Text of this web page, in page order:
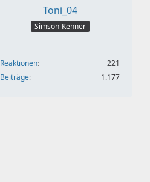
Toni_04
Simson-Kenner
Reaktionen
221
Beiträge
1.177